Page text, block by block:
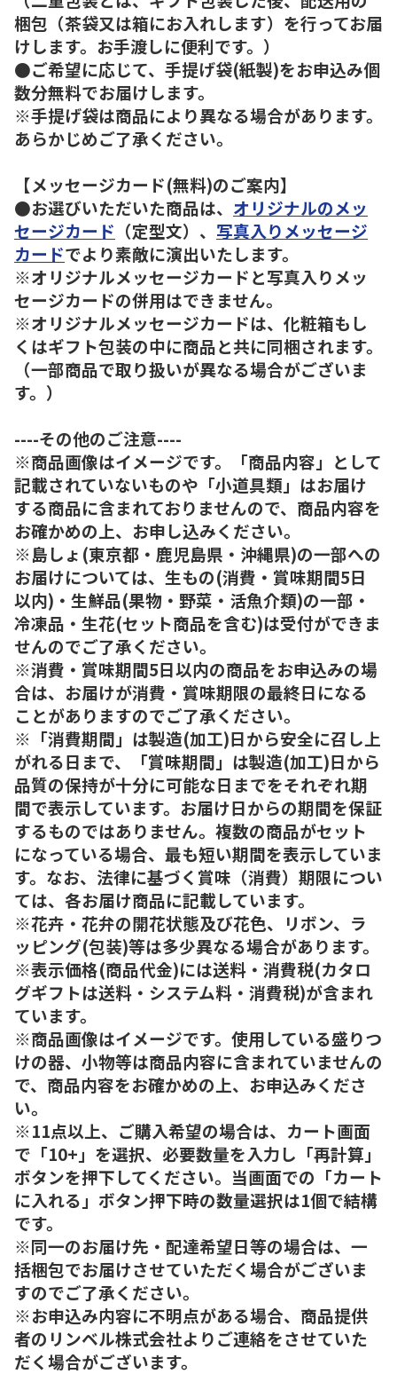
梱包（茶袋又は箱にお入れします）を行ってお届
けします。お手渡しに便利です。）
●ご希望に応じて、手提げ袋(紙製)をお申込み個
数分無料でお届けします。
※手提げ袋は商品により異なる場合があります。
あらかじめご了承ください。
【メッセージカード(無料)のご案内】
●お選びいただいた商品は、 オリジナルのメッ
セージカード （定型文）、 写真入りメッセージ
カードでより素敵に演出いたします。
※オリジナルメッセージカードと写真入りメッ
セージカードの併用はできません。
※オリジナルメッセージカードは、化粧箱もし
くはギフト包装の中に商品と共に同梱されます。
（一部商品で取り扱いが異なる場合がございま
す。）
----その他のご注意----
※商品画像はイメージです。「商品内容」として
記載されていないものや「小道具類」はお届け
する商品に含まれておりませんので、商品内容を
お確かめの上、お申し込みください。
※島しょ(東京都・鹿児島県・沖縄県)の一部への
お届けについては、生もの(消費・賞味期間5日
以内)・生鮮品(果物・野菜・活魚介類)の一部・
冷凍品・生花(セット商品を含む)は受付ができま
せんのでご了承ください。
※消費・賞味期間5日以内の商品をお申込みの場
合は、お届けが消費・賞味期限の最終日になる
ことがありますのでご了承ください。
※「消費期間」は製造(加工)日から安全に召し上
がれる日まで、「賞味期間」は製造(加工)日から
品質の保持が十分に可能な日までをそれぞれ期
間で表示しています。お届け日からの期間を保証
するものではありません。複数の商品がセット
になっている場合、最も短い期間を表示していま
す。なお、法律に基づく賞味（消費）期限につい
ては、各お届け商品に記載しています。
※花卉・花弁の開花状態及び花色、リボン、ラ
ッピング(包装)等は多少異なる場合があります。
※表示価格(商品代金)には送料・消費税(カタロ
グギフトは送料・システム料・消費税)が含まれ
ています。
※商品画像はイメージです。使用している盛りつ
けの器、小物等は商品内容に含まれていませんの
で、商品内容をお確かめの上、お申込みくださ
い。
※11点以上、ご購入希望の場合は、カート画面
で「10+」を選択、必要数量を入力し「再計算」
ボタンを押下してください。当画面での「カート
に入れる」ボタン押下時の数量選択は1個で結構
です。
※同一のお届け先・配達希望日等の場合は、一
括梱包でお届けさせていただく場合がございま
すのでご了承ください。
※お申込み内容に不明点がある場合、商品提供
者のリンベル株式会社よりご連絡をさせていた
だく場合がございます。